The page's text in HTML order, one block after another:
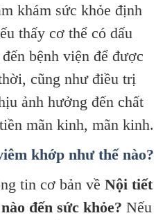
khám sức khỏe định
thấy cơ thể có dấu
bệnh viện để được
cũng như điều trị
ảnh hưởng đến chất
mãn kinh, mãn kinh.
khớp như thế nào?
tin cơ bản về Nội tiết
đến sức khỏe? Nếu